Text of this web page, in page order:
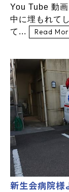
You Tube 動
中に埋もれて
て...
Read
新生会病院様